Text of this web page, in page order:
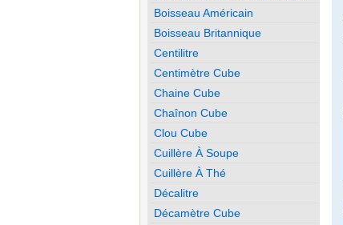
Boisseau Américain
Boisseau Britannique
Centilitre
Centimètre Cube
Chaine Cube
Chaînon Cube
Clou Cube
Cuillère À Soupe
Cuillère À Thé
Décalitre
Décamètre Cube